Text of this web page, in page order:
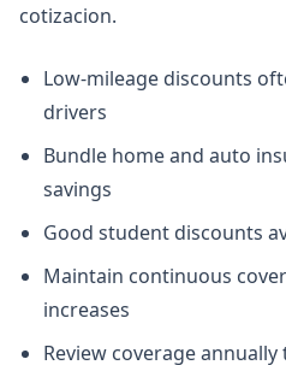
cotizacion.
Low-mileage discounts
drivers
Bundle home and auto
savings
Good student discounts
Maintain continuous
increases
Review coverage